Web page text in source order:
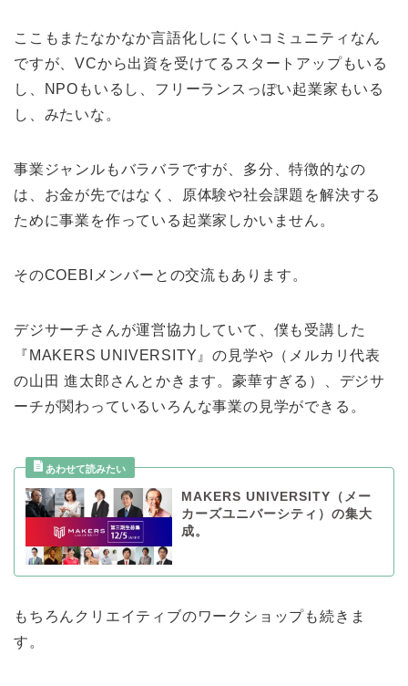
ここもまたなかなか言語化しにくいコミュニティなん
ですが、VCから出資を受けてるスタートアップもいる
し、NPOもいるし、フリーランスっぽい起業家もいる
し、みたいな。
事業ジャンルもバラバラですが、多分、特徴的なの
は、お金が先ではなく、原体験や社会課題を解決する
ために事業を作っている起業家しかいません。
そのCOEBIメンバーとの交流もあります。
デジサーチさんが運営協力していて、僕も受講した
『MAKERS UNIVERSITY』の見学や（メルカリ代表
の山田 進太郎さんとかきます。豪華すぎる）、デジサ
ーチが関わっているいろんな事業の見学ができる。
MAKERS UNIVERSITY（メー
カーズユニバーシティ）の集大
成。
もちろんクリエイティブのワークショップも続きま
す。